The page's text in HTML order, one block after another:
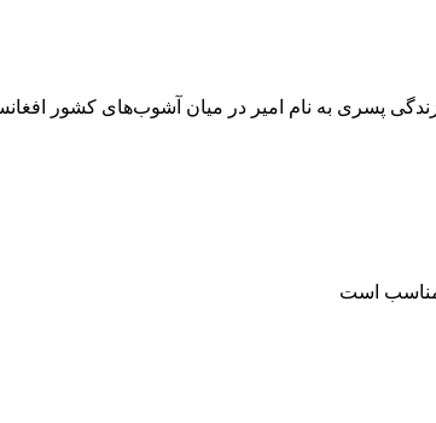
زندگی پسری به نام امیر در میان آشوب‌های کشور